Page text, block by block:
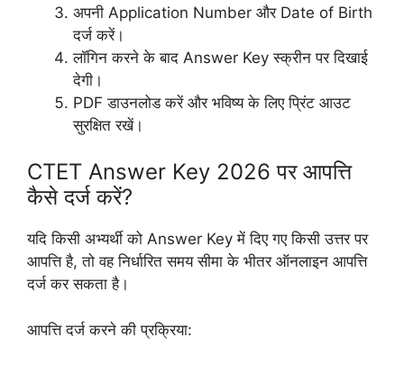
अपनी Application Number और Date of Birth
दर्ज करें।
लॉगिन करने के बाद Answer Key स्क्रीन पर दिखाई
देगी।
PDF डाउनलोड करें और भविष्य के लिए प्रिंट आउट
सुरक्षित रखें।
CTET Answer Key 2026 पर आपत्ति
कैसे दर्ज करें?
यदि किसी अभ्यर्थी को Answer Key में दिए गए किसी उत्तर पर
आपत्ति है, तो वह निर्धारित समय सीमा के भीतर ऑनलाइन आपत्ति
दर्ज कर सकता है।
आपत्ति दर्ज करने की प्रक्रिया: